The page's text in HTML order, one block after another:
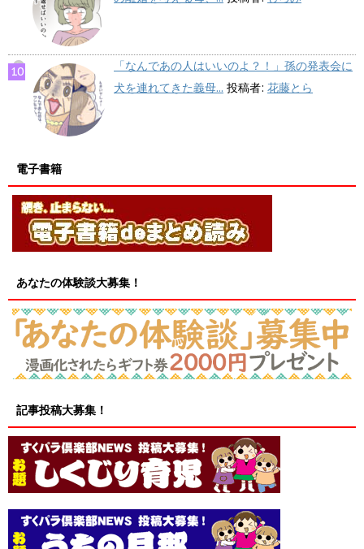
「なんであの人はいいのよ？！」孫の発表会に
犬を連れてきた義母... 投稿者: 花藤とら
電子書籍
あなたの体験談大募集！
記事投稿大募集！